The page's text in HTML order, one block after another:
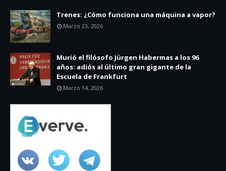
Trenes: ¿Cómo funciona una máquina a vapor?
Marzo 23, 2026
Murió el filósofo Jürgen Habermas a los 96
años: adiós al último gran gigante de la
Escuela de Frankfurt
Marzo 14, 2026